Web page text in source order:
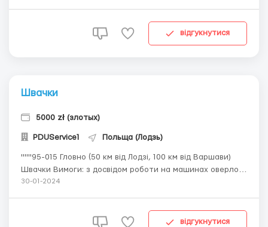
Требования: Мужчины и женщины 21-45 лет, опыт
відгукнутися
Швачки
5000 zł (злотых)
PDUService1 Польща (Лодзь)
"""95-015 Гловно (50 км від Лодзі, 100 км від Варшави)
Швачки Вимоги: з досвідом роботи на машинах оверлок,
строчка жінки до 60 років. Актуальність документів від 2
можливий пошив інших...
30-01-2024
відгукнутися